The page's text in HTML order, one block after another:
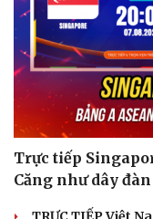
Trực tiếp
Căng như dây đàn